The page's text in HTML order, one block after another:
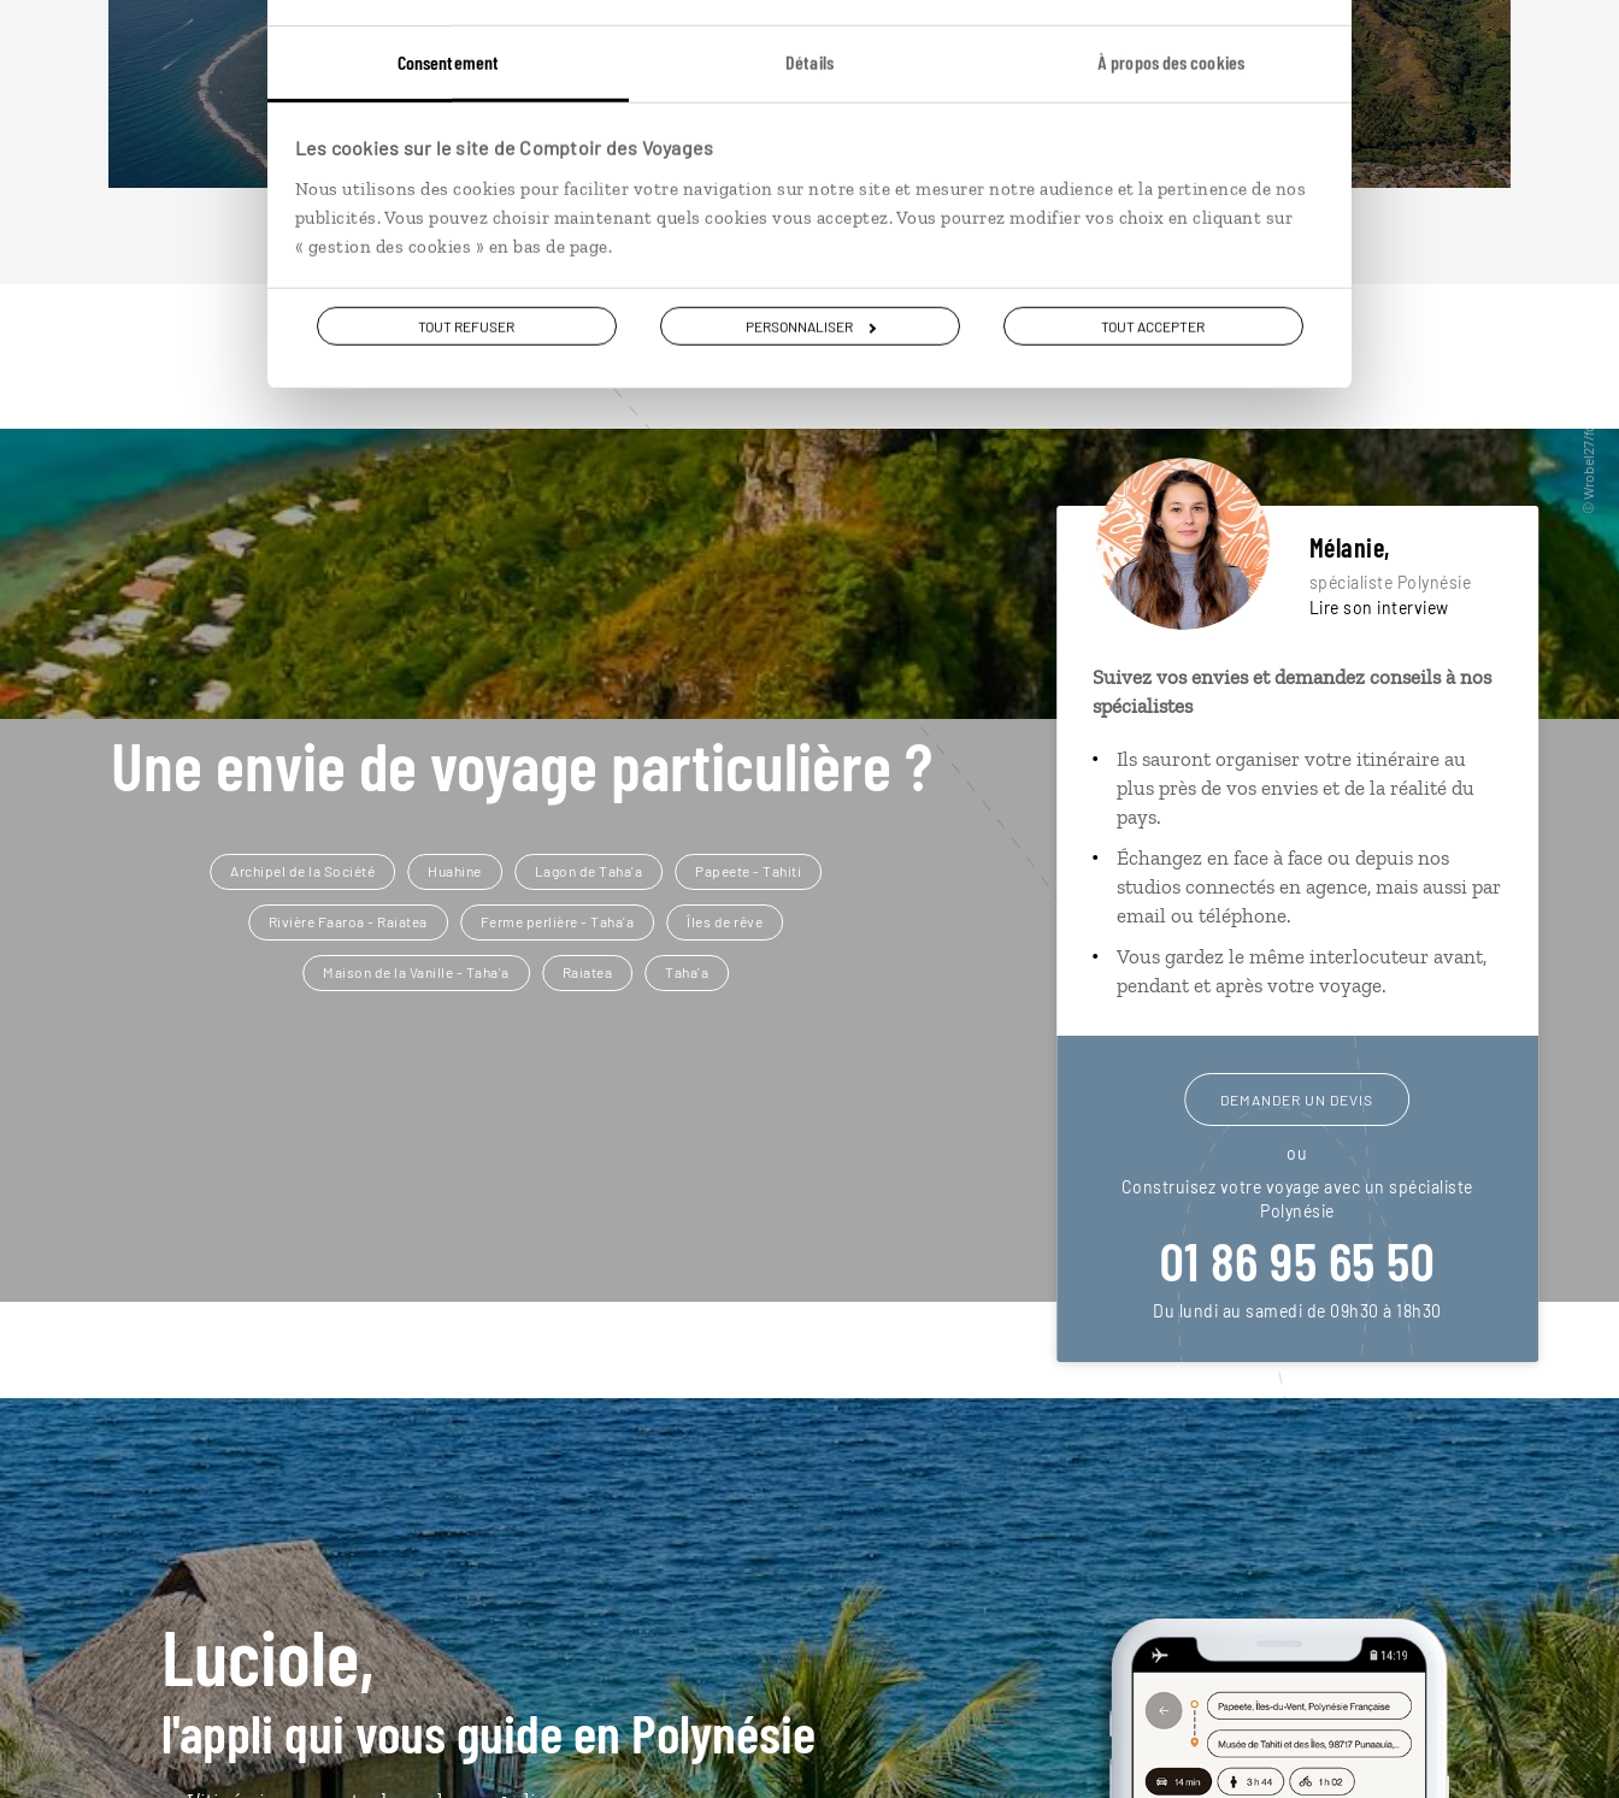
Consentement Détails À propos des cookies
Les cookies sur le site de Comptoir des Voyages
Nous utilisons des cookies pour faciliter votre navigation sur notre site et mesurer notre audience et la pertinence de nos
publicités. Vous pouvez choisir maintenant quels cookies vous acceptez. Vous pourrez modifier vos choix en cliquant sur
« gestion des cookies » en bas de page.
TOUT REFUSER PERSONNALISER TOUT ACCEPTER
DÉCOUVRIR
Une envie de voyage particulière ?
Archipel de la Société Huahine Lagon de Taha'a Papeete - Tahiti
Rivière Faaroa - Raiatea Ferme perlière - Taha'a Îles de rêve
Maison de la Vanille - Taha'a Raiatea Taha'a
Mélanie,
spécialiste Polynésie
Lire son interview
Suivez vos envies et demandez conseils à nos
spécialistes
Ils sauront organiser votre itinéraire au
plus près de vos envies et de la réalité du
pays.
Échangez en face à face ou depuis nos
studios connectés en agence, mais aussi par
email ou téléphone.
Vous gardez le même interlocuteur avant,
pendant et après votre voyage.
DEMANDER UN DEVIS
ou
Construisez votre voyage avec un spécialiste
Polynésie
01 86 95 65 50
Du lundi au samedi de 09h30 à 18h30
Luciole,
l'appli qui vous guide en Polynésie